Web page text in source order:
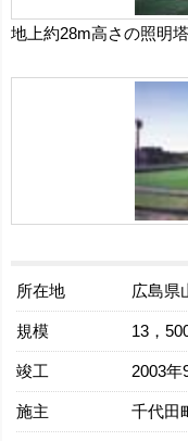
地上約28m高さの照明
所在地 広島県
規模 13，
竣工 2003年
施主 千代田